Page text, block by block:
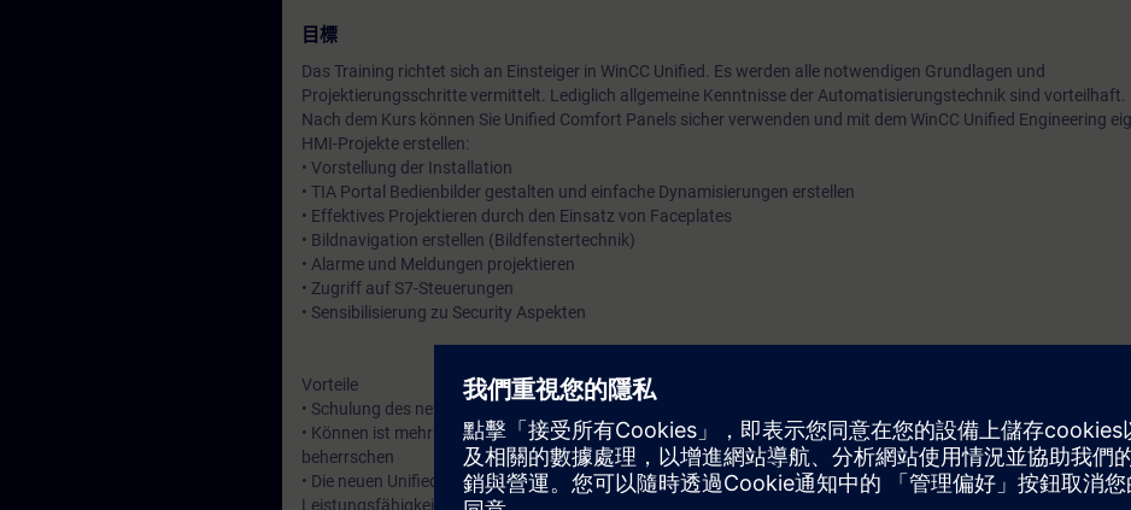
目標
Das Training richtet sich an Einsteiger in WinCC Unified. Es werden alle notwendigen Grundlagen und
Projektierungsschritte vermittelt. Lediglich allgemeine Kenntnisse der Automatisierungstechnik sind vorteilhaft.
Nach dem Kurs können Sie Unified Comfort Panels sicher verwenden und mit dem WinCC Unified Engineering
HMI-Projekte erstellen:
• Vorstellung der Installation
• TIA Portal Bedienbilder gestalten und einfache Dynamisierungen erstellen
• Effektives Projektieren durch den Einsatz von Faceplates
• Bildnavigation erstellen (Bildfenstertechnik)
• Alarme und Meldungen projektieren
• Zugriff auf S7-Steuerungen
• Sensibilisierung zu Security Aspekten
Vorteile
• Schulung des neuen HMI-Systems WinCC Unified direkt vom Hersteller
• Können ist mehr als Wissen. Durch viele praktische Übungen können Sie nach dem Kurs WinCC Unified sicher
beherrschen
• Die neuen Unified Comfort Panels zum Anfassen. Verschaffen Sie sich einen persönlichen Eindruck über die
Leistungsfähigkeit der Geräte